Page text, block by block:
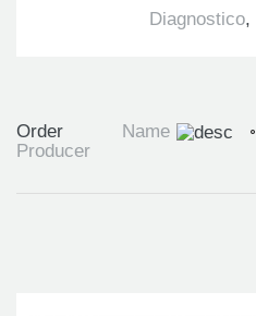
Diagnostico,
Order Name
Producer